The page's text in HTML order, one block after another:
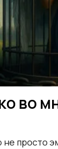
во
просто